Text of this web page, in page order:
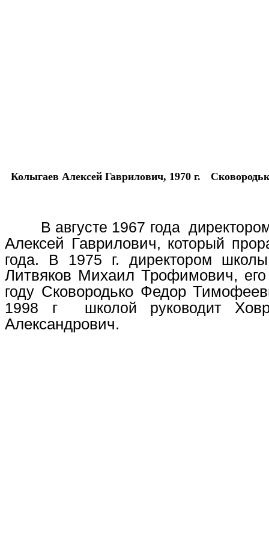
Колыгаев Алексей Гаврилович, 1970 г.
В августе 1967 года
Алексей Гаврилович, который
года. В 1975 г. директором
Литвяков Михаил Трофимович,
году Сковородько Федор
1998 г школой руководит
Александрович.